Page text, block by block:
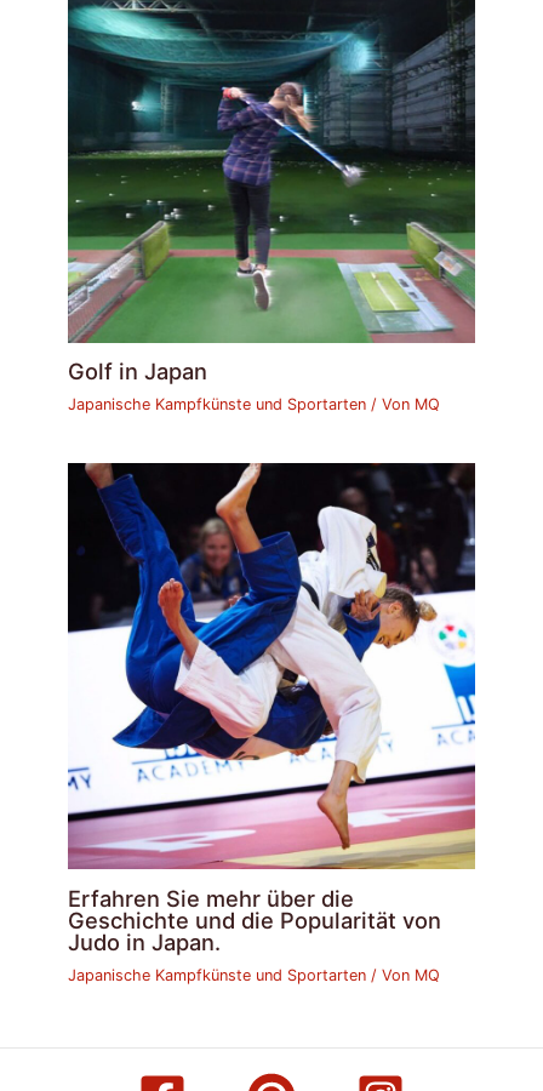
Golf in Japan
Japanische Kampfkünste und Sportarten / Von MQ
Erfahren Sie mehr über die
Geschichte und die Popularität von
Judo in Japan.
Japanische Kampfkünste und Sportarten / Von MQ